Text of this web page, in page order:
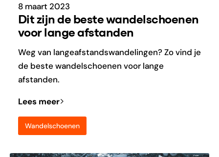
8 maart 2023
Dit zijn de beste wandelschoenen
voor lange afstanden
Weg van langeafstandswandelingen? Zo vind je
de beste wandelschoenen voor lange
afstanden.
Lees meer
Wandelschoenen